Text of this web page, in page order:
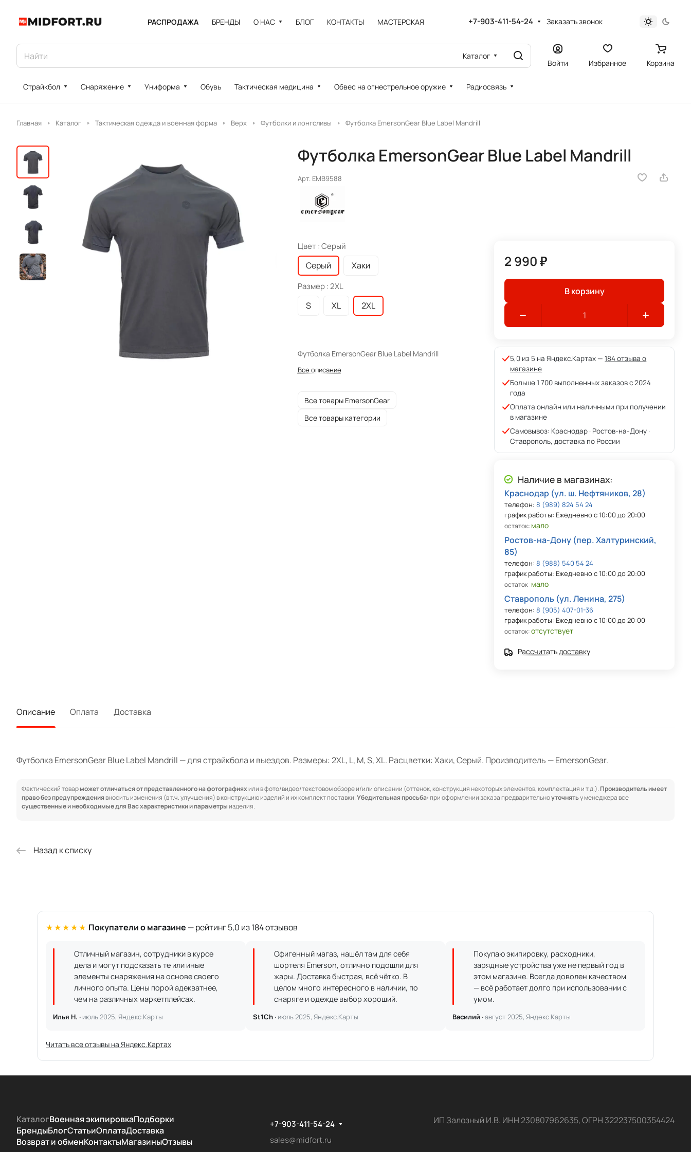
РАСПРОДАЖА БРЕНДЫ О НАС БЛОГ КОНТАКТЫ МАСТЕРСКАЯ +7-903-411-54-24 Заказать звонок
Каталог
Войти Избранное Корзина
Страйкбол Снаряжение Униформа Обувь Тактическая медицина Обвес на огнестрельное оружие Радиосвязь
Главная Каталог Тактическая одежда и военная форма Верх Футболки и лонгсливы Футболка EmersonGear Blue Label Mandrill
Футболка EmersonGear Blue Label Mandrill
Арт. EMB9588
Цвет :Серый
Серый Хаки
Размер :2XL
S XL 2XL
Футболка EmersonGear Blue Label Mandrill
Все описание
Все товары EmersonGear
Все товары категории
2 990 ₽
В корзину
5,0 из 5 на Яндекс.Картах —184 отзыва о
магазине
Больше 1 700 выполненных заказов с 2024
года
Оплата онлайн или наличными при получении
в магазине
Самовывоз: Краснодар · Ростов-на-Дону ·
Ставрополь, доставка по России
Наличие в магазинах:
Краснодар (ул. ш. Нефтяников, 28)
телефон:8 (989) 824 54 24
график работы: Ежедневно с 10:00 до 20:00
остаток: мало
Ростов-на-Дону (пер. Халтуринский,
85)
телефон:8 (988) 540 54 24
график работы: Ежедневно с 10:00 до 20:00
остаток: мало
Ставрополь (ул. Ленина, 275)
телефон:8 (905) 407-01-36
график работы: Ежедневно с 10:00 до 20:00
остаток:отсутствует
Рассчитать доставку
Описание Оплата Доставка
Футболка EmersonGear Blue Label Mandrill — для страйкбола и выездов. Размеры: 2XL, L, M, S, XL. Расцветки: Хаки, Серый. Производитель — EmersonGear.
Фактический товарможет отличаться от представленного на фотографияхили в фото/видео/текстовом обзоре и/или описании (оттенок, конструкция некоторых элементов, комплектация и т.д.). Производитель имеет
право без предупреждениявносить изменения (в т.ч. улучшения) в конструкцию изделий и их комплект поставки.Убедительная просьба:при оформлении заказа предварительноуточнятьу менеджера все
существенные и необходимые для Вас характеристики и параметрыизделия.
Назад к списку
★★★★★ Покупатели о магазине — рейтинг 5,0 из 184 отзывов
Отличный магазин, сотрудники в курсе
дела и могут подсказать те или иные
элементы снаряжения на основе своего
личного опыта. Цены порой адекватнее,
чем на различных маркетплейсах.
Илья Н. · июль 2025, Яндекс.Карты
Офигенный магаз, нашёл там для себя
шортеля Emerson, отлично подошли для
жары. Доставка быстрая, всё чётко. В
целом много интересного в наличии, по
снаряге и одежде выбор хороший.
St1Ch · июль 2025, Яндекс.Карты
Покупаю экипировку, расходники,
зарядные устройства уже не первый год в
этом магазине. Всегда доволен качеством
— всё работает долго при использовании с
умом.
Василий ·август 2025, Яндекс.Карты
Читать все отзывы на Яндекс.Картах
КаталогВоенная экипировкаПодборки
БрендыБлогСтатьиОплатаДоставка
Возврат и обменКонтактыМагазиныОтзывы
+7-903-411-54-24
sales@midfort.ru
ИП Залозный И.В. ИНН 230807962635, ОГРН 322237500354424